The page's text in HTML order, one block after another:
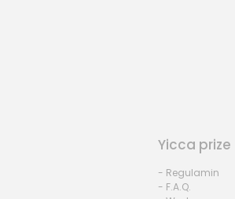
Yicca prize
- Regulamin
- F.A.Q.